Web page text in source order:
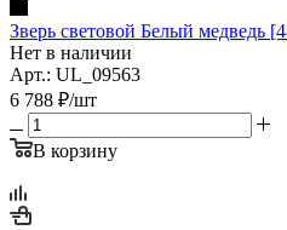
Зверь световой Белый медведь
Нет в наличии
Арт.: UL_09563
6 788 ₽/шт
В корзину